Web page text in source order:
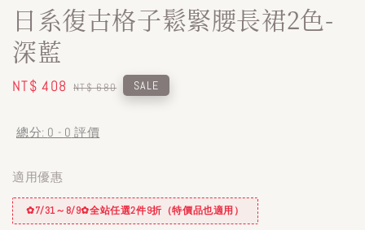
日系復古格子鬆緊腰長裙2色-
深藍
Sale
NT$ 408 Regular
NT$ 680 SALE
總分: 0 - 0 評價
適用優惠
✿7/31～8/9✿全站任選2件9折（特價品也適用）